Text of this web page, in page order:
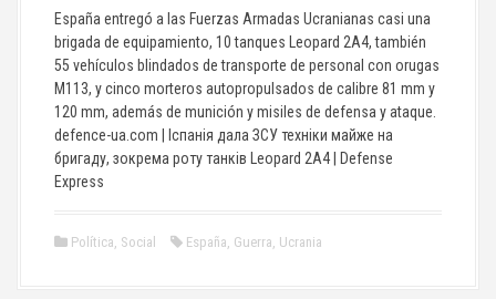
España entregó a las Fuerzas Armadas Ucranianas casi una
brigada de equipamiento, 10 tanques Leopard 2A4, también
55 vehículos blindados de transporte de personal con orugas
M113, y cinco morteros autopropulsados ​​de calibre 81 mm y
120 mm, además de munición y misiles de defensa y ataque.
defence-ua.com | Іспанія дала ЗСУ техніки майже на
бригаду, зокрема роту танків Leopard 2A4 | Defense
Express
Política, Social España, Guerra, Ucrania